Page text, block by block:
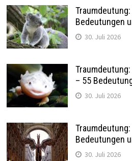
Bedeutungen
30. Juli 2026
– 55
30. Juli 2026
Bedeutungen
30. Juli 2026